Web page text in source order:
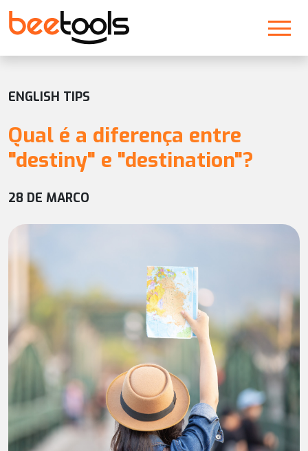
ENGLISH TIPS
Qual é a diferença entre
"destiny" e "destination"?
28 DE MARCO